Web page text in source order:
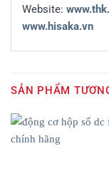
Website:
www.hisaka.vn
SẢN PHẨM